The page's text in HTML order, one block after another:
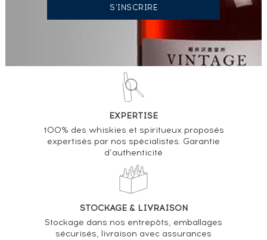
EXPERTISE
100% des whiskies et spiritueux proposés
expertisés par nos spécialistes. Garantie
d’authenticité
STOCKAGE & LIVRAISON
Stockage dans nos entrepôts, emballages
sécurisés, livraison avec assurances